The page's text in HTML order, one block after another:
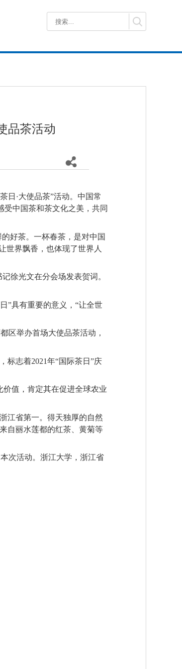
品茶活动
日·大使品茶”活动。中国常
中国茶和茶文化之美，共同
好茶。一杯春茶，是对中国
世界飘香，也体现了世界人
徐光文在分会场发表贺词。
”具有重要的意义，“让全世
区举办首场大使品茶活动，
标志着2021年“国际茶日”庆
价值，肯定其在促进全球农业
江省第一。得天独厚的自然
自丽水莲都的红茶、黄菊等
次活动。浙江大学，浙江省